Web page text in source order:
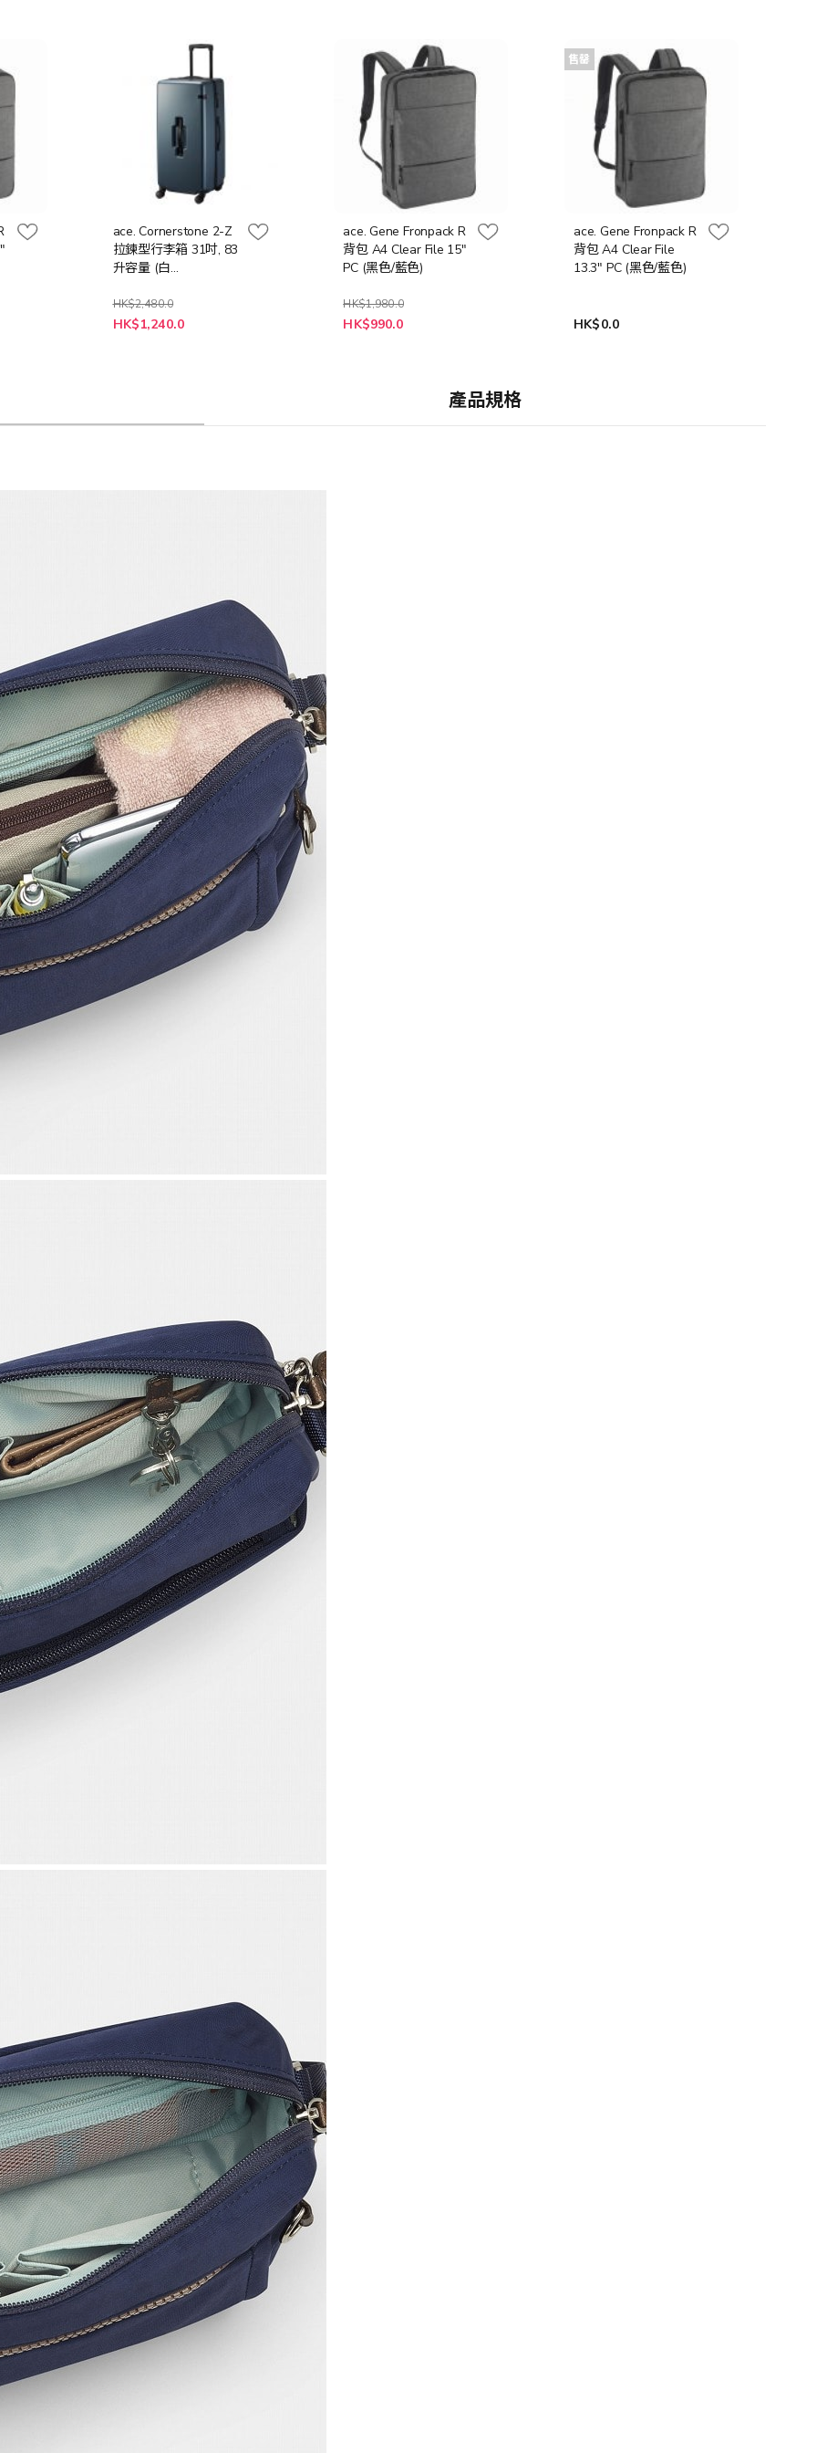
ace. Cornerstone 2-Z
拉鍊型行李箱 31吋, 83
升容量 (白
HK$2,480.0
HK$1,240.0
ace. Gene Fronpack R
背包 A4 Clear File 15"
PC (黑色/藍色)
HK$1,980.0
HK$990.0
售罄
ace. Gene Fronpack R
背包 A4 Clear File
13.3" PC (黑色/藍色)
HK$0.0
產品規格